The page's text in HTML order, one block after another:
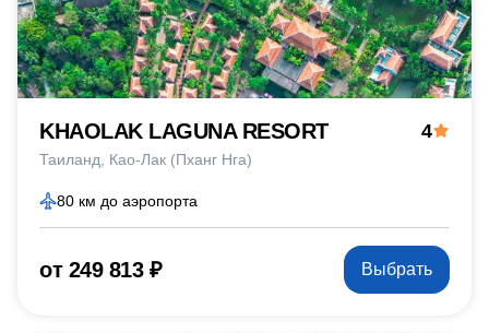
KHAOLAK LAGUNA RESORT
Таиланд Као-Лак (Пханг Нга)
4
80 км до аэропорта
от 249 813 ₽ Выбрать